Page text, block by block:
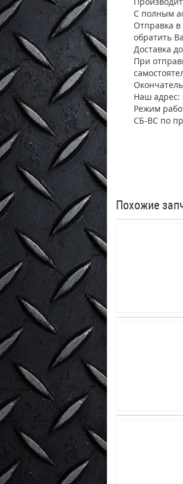
С полным
Отправка
обратить
Доставка
При
Наш адрес:
Режим
СБ-ВС по
Похожие